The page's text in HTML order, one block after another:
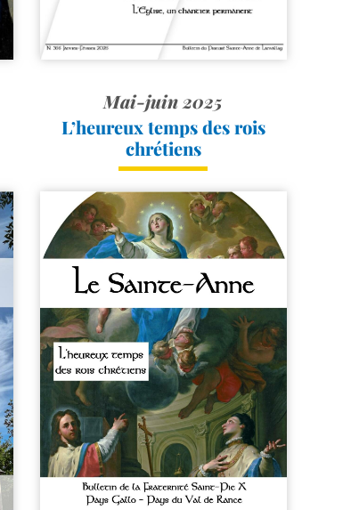
Mai-juin 2025
L’heureux temps des rois
chrétiens